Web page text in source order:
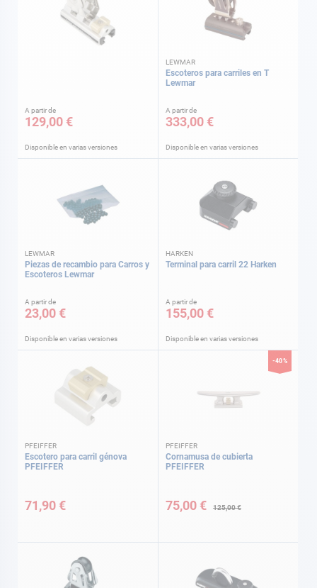
A partir de
129,00 €
Disponible en varias versiones
LEWMAR
Escoteros para carriles en T
Lewmar
A partir de
333,00 €
Disponible en varias versiones
LEWMAR
Piezas de recambio para Carros y
Escoteros Lewmar
A partir de
23,00 €
Disponible en varias versiones
HARKEN
Terminal para carril 22 Harken
A partir de
155,00 €
Disponible en varias versiones
PFEIFFER
Escotero para carril génova
PFEIFFER
71,90 €
-40%
PFEIFFER
Cornamusa de cubierta
PFEIFFER
especial
75,00 € 125,00 €